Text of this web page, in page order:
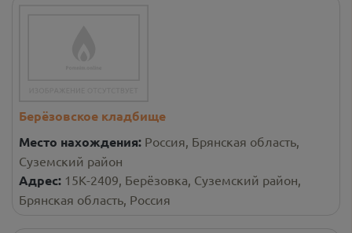
Берёзовское кладбище
Место нахождения: Россия, Брянская область,
Суземский район
Адрес: 15К-2409, Берёзовка, Суземский район,
Брянская область, Россия